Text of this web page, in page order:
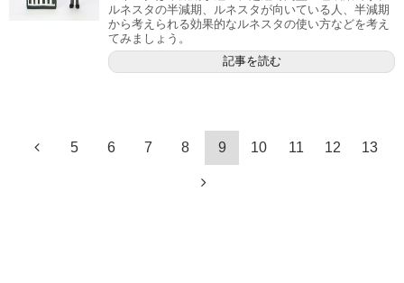
ルネスタの半減期、ルネスタが向いている人、半減期
から考えられる効果的なルネスタの使い方などを考え
てみましょう。
記事を読む
5 6 7 8 9 10 11 12 13